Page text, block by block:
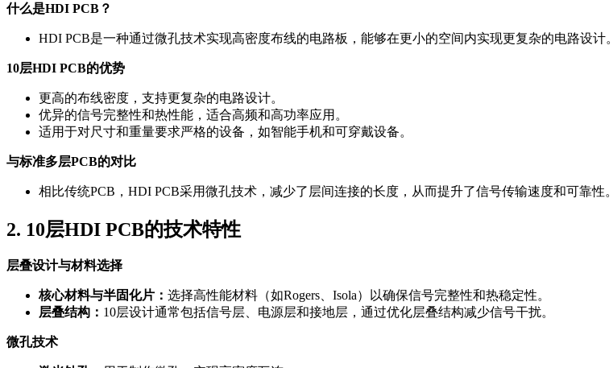
什么是HDI PCB？
HDI PCB是一种通过微孔技术实现高密度布线的电路板，能够在更小的空间内实现更复杂的电路设计。
10层HDI PCB的优势
更高的布线密度，支持更复杂的电路设计。
优异的信号完整性和热性能，适合高频和高功率应用。
适用于对尺寸和重量要求严格的设备，如智能手机和可穿戴设备。
与标准多层PCB的对比
相比传统PCB，HDI PCB采用微孔技术，减少了层间连接的长度，从而提升了信号传输速度和可靠性。
2. 10层HDI PCB的技术特性
层叠设计与材料选择
核心材料与半固化片： 选择高性能材料（如Rogers、Isola）以确保信号完整性和热稳定性。
层叠结构： 10层设计通常包括信号层、电源层和接地层，通过优化层叠结构减少信号干扰。
微孔技术